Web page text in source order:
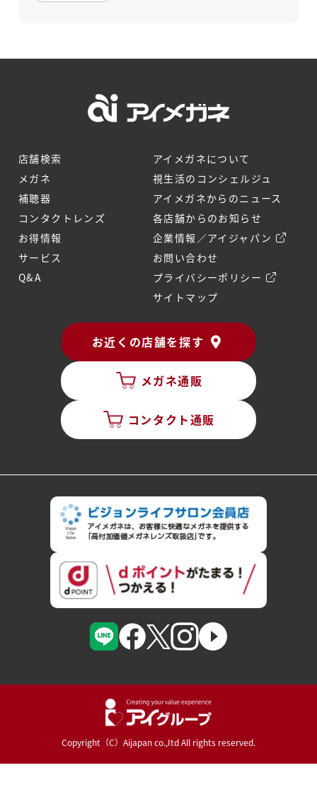
店舗検索
メガネ
補聴器
コンタクトレンズ
お得情報
サービス
Q&A
アイメガネについて
視生活のコンシェルジュ
アイメガネからのニュース
各店舗からのお知らせ
企業情報／アイジャパン
お問い合わせ
プライバシーポリシー
サイトマップ
お近くの店舗を探す
メガネ通販
コンタクト通販
Copyright（C）Aijapan co.,Itd All rights reserved.